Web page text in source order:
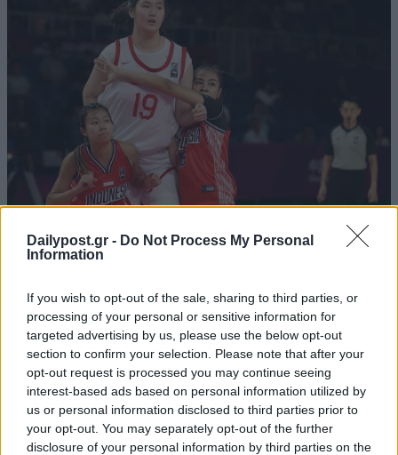
Dailypost.gr - Do Not Process My Personal
Information
If you wish to opt-out of the sale, sharing to third parties, or
processing of your personal or sensitive information for
targeted advertising by us, please use the below opt-out
section to confirm your selection. Please note that after your
opt-out request is processed you may continue seeing
interest-based ads based on personal information utilized by
us or personal information disclosed to third parties prior to
your opt-out. You may separately opt-out of the further
disclosure of your personal information by third parties on the